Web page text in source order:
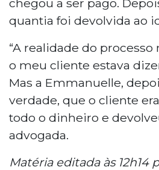
quantia foi devolvida ao
“A realidade do
o meu cliente estava
Mas a Emmanuelle,
verdade, que o cliente
todo o dinheiro e
advogada.
Matéria editada às 12h14